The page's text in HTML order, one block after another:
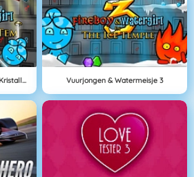
Vuurjongen & Watermeisje 4: Kristallen Tempel Vuurjongen & Watermeisje 3